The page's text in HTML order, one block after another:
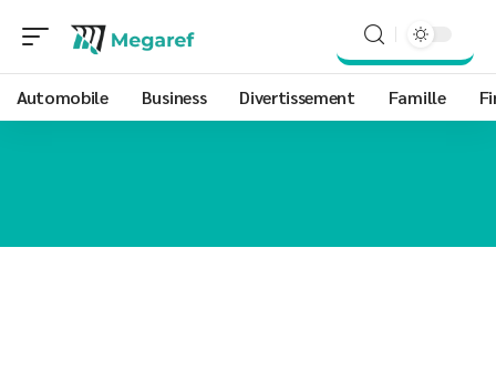
Automobile Business Divertissement Famille